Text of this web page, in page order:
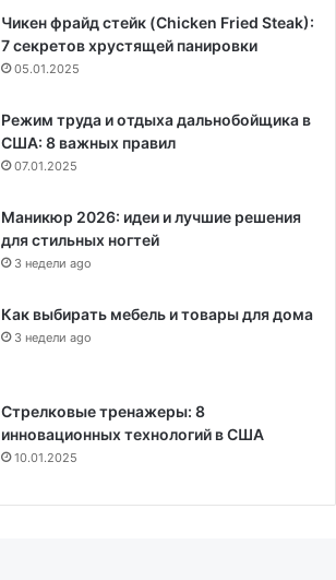
Чикен фрайд стейк (Chicken Fried Steak):
7 секретов хрустящей панировки
05.01.2025
Режим труда и отдыха дальнобойщика в
США: 8 важных правил
07.01.2025
Маникюр 2026: идеи и лучшие решения
для стильных ногтей
3 недели ago
Как выбирать мебель и товары для дома
3 недели ago
Стрелковые тренажеры: 8
инновационных технологий в США
10.01.2025